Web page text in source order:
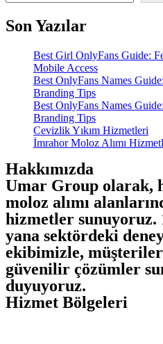
Son Yazılar
Best Girl OnlyFans Guide:
Mobile Access
Best OnlyFans Names
Branding Tips
Best OnlyFans Names
Branding Tips
Cevizlik Yıkım Hizmetleri
İmrahor Moloz Alımı
Hakkımızda
Umar Group olarak,
moloz alımı
hizmetler sunuyoruz.
yana sektördeki
ekibimizle,
güvenilir çözümler
duyuyoruz.
Hizmet Bölgeleri